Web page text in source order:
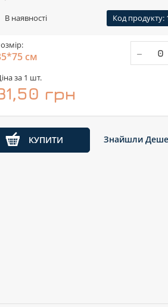
В наявності Код продукту:
см
за 1 шт.
грн
-
КУПИТИ Знайшли